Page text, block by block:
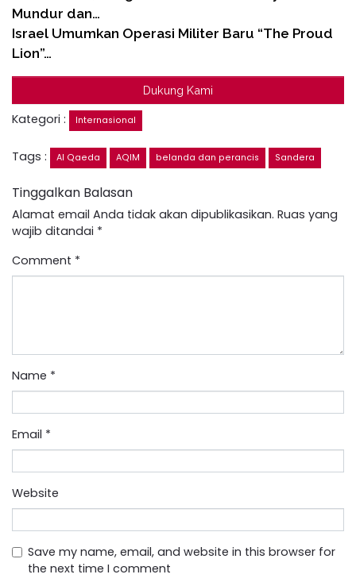
Mundur dan…
Israel Umumkan Operasi Militer Baru “The Proud
Lion”…
Dukung Kami
Kategori : Internasional
Tags : Al Qaeda AQIM belanda dan perancis Sandera
Tinggalkan Balasan
Alamat email Anda tidak akan dipublikasikan. Ruas yang
wajib ditandai *
Comment *
Name *
Email *
Website
Save my name, email, and website in this browser for
the next time I comment